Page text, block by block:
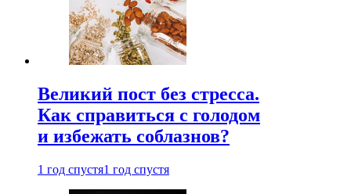
Великий пост без стресса.
Как справиться с голодом
и избежать соблазнов?
1 год спустя1 год спустя